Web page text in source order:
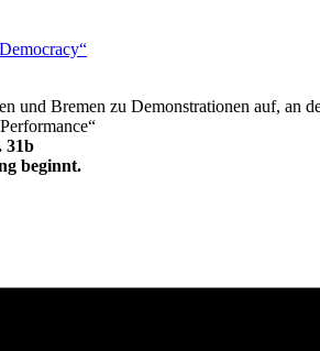
und Bremen zu Demonstrationen auf,
31b
beginnt.